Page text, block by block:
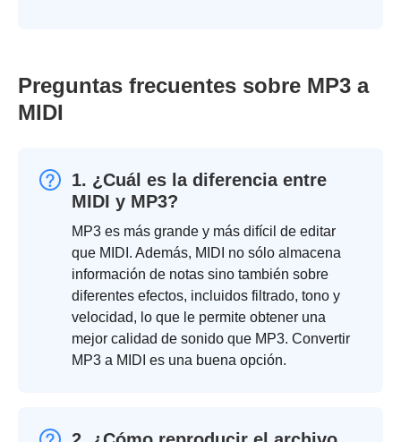
Preguntas frecuentes sobre MP3 a
MIDI
1. ¿Cuál es la diferencia entre
MIDI y MP3?
MP3 es más grande y más difícil de editar
que MIDI. Además, MIDI no sólo almacena
información de notas sino también sobre
diferentes efectos, incluidos filtrado, tono y
velocidad, lo que le permite obtener una
mejor calidad de sonido que MP3. Convertir
MP3 a MIDI es una buena opción.